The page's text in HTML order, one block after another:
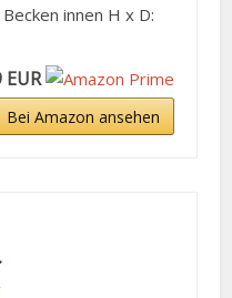
innen H x D:
EUR
Bei Amazon ansehen